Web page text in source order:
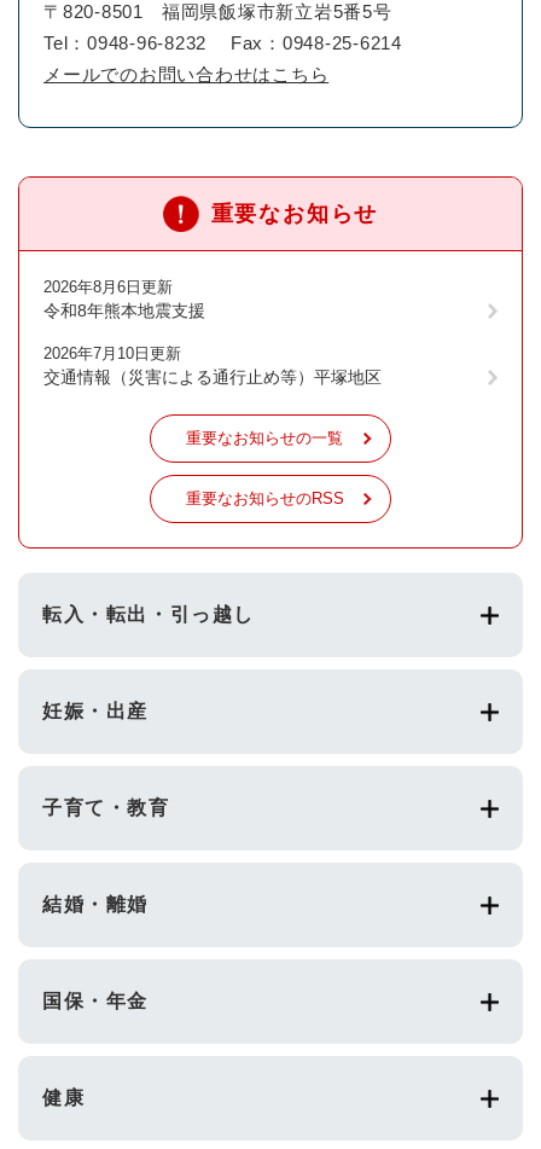
〒820-8501
福岡県飯塚市新立岩5番5号
Tel：0948-96-8232
Fax：0948-25-6214
メールでのお問い合わせはこちら
重要なお知らせ
2026年8月6日更新
令和8年熊本地震支援
2026年7月10日更新
交通情報（災害による通行止め等）平塚地区
重要なお知らせの一覧
重要なお知らせのRSS
転入・転出・引っ越し
妊娠・出産
子育て・教育
結婚・離婚
国保・年金
健康